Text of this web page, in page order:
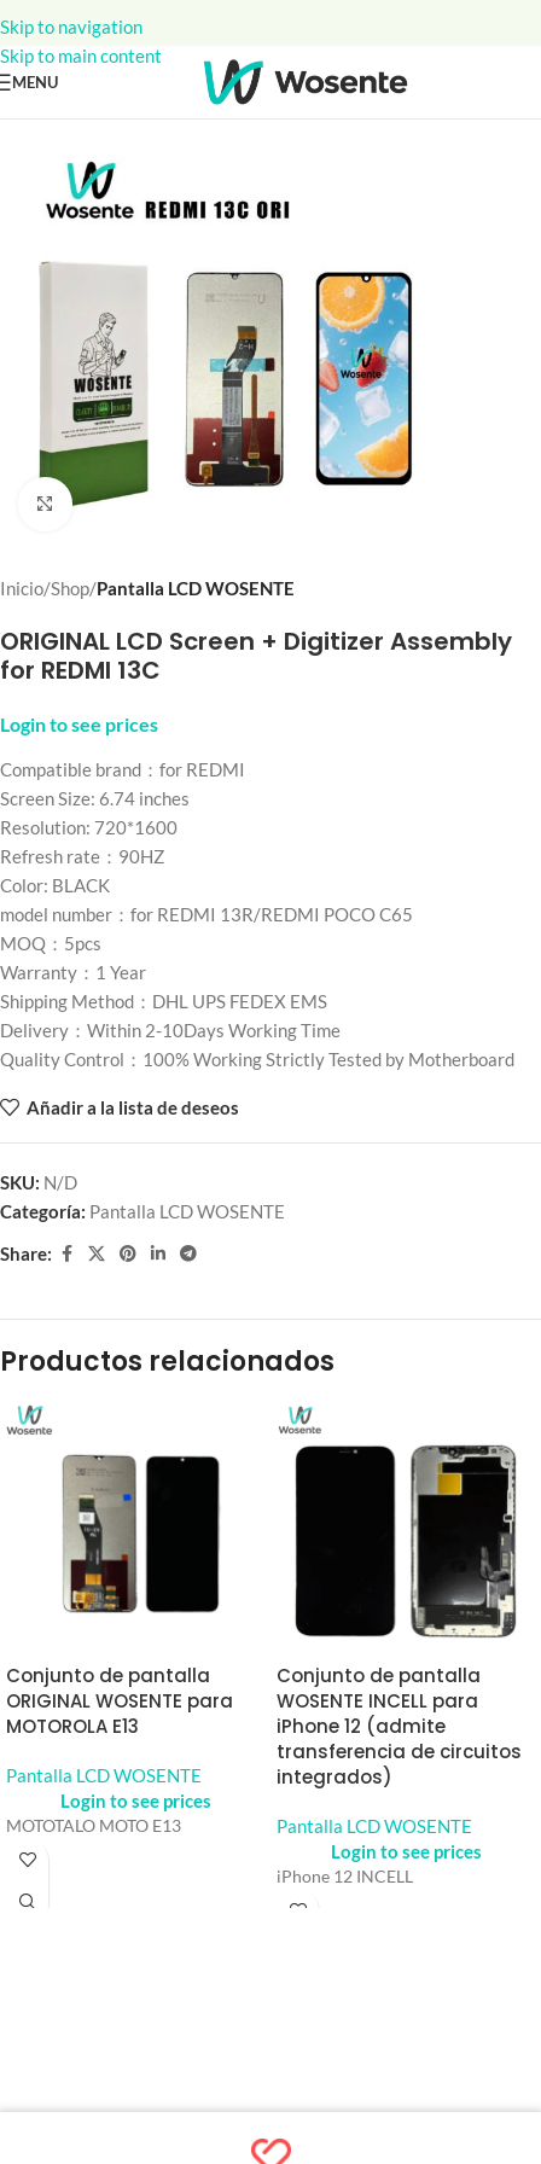
Skip to navigation
Skip to main content
MENU
Click to enlarge
Inicio Shop Pantalla LCD WOSENTE
ORIGINAL LCD Screen + Digitizer Assembly
for REDMI 13C
Login to see prices
Compatible brand：for REDMI
Screen Size: 6.74 inches
Resolution: 720*1600
Refresh rate：90HZ
Color: BLACK
model number：for REDMI 13R/REDMI POCO C65
MOQ：5pcs
Warranty：1 Year
Shipping Method：DHL UPS FEDEX EMS
Delivery：Within 2-10Days Working Time
Quality Control：100% Working Strictly Tested by Motherboard
Añadir a la lista de deseos
SKU: N/D
Categoría: Pantalla LCD WOSENTE
Share:
Productos relacionados
Conjunto de pantalla
ORIGINAL WOSENTE para
MOTOROLA E13
Pantalla LCD WOSENTE
Login to see prices
MOTOTALO MOTO E13
Conjunto de pantalla
WOSENTE INCELL para
iPhone 12 (admite
transferencia de circuitos
integrados)
Pantalla LCD WOSENTE
Login to see prices
iPhone 12 INCELL